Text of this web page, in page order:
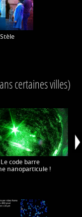
certaines villes)
Le code barre
nanoparticule !